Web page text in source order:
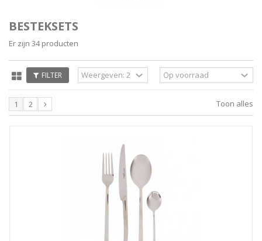
BESTEKSETS
Er zijn 34 producten
FILTER
Toon alles
1 2